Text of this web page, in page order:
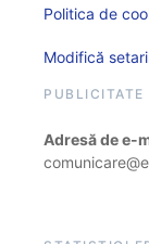
Politica de
Modifică
PUBLICITATE
Adresă de e-